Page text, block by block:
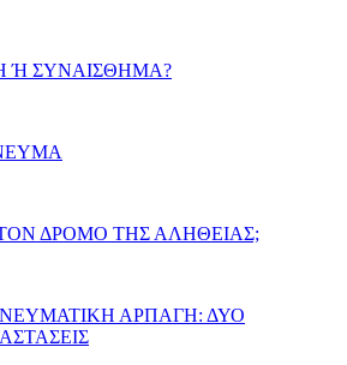
Ή ΣΥΝΑΙΣΘΗΜΑ?
ΔΡΟΜΟ ΤΗΣ ΑΛΗΘΕΙΑΣ;
ΑΡΠΑΓΗ: ΔΥΟ